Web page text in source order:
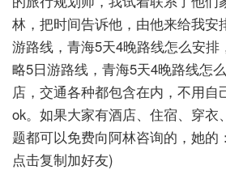
林，把时间告诉他，由他来给我安
游路线，青海5天4晚路线怎么安排
略5日游路线，青海5天4晚路线怎
店，交通各种都包含在内，不用自
ok。如果大家有酒店、住宿、穿衣
题都可以免费向阿林咨询的，她的：
点击复制加好友)